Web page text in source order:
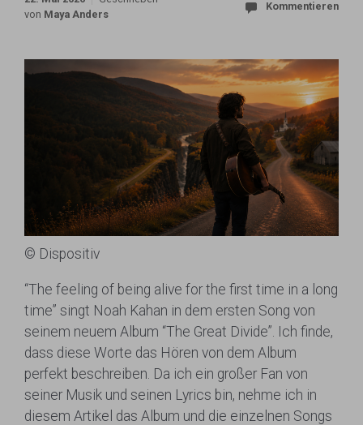
von Maya Anders
Kommentieren
© Dispositiv
“The feeling of being alive for the first time in a long
time” singt Noah Kahan in dem ersten Song von
seinem neuem Album “The Great Divide”. Ich finde,
dass diese Worte das Hören von dem Album
perfekt beschreiben. Da ich ein großer Fan von
seiner Musik und seinen Lyrics bin, nehme ich in
diesem Artikel das Album und die einzelnen Songs